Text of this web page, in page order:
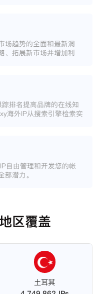
场趋势的全面和最新洞
、拓展新市场并增加利
排名提高品牌的在线知
海外IP从搜索引擎检索实
自由管理和开发您的帐
潜力。
区覆盖
土耳其